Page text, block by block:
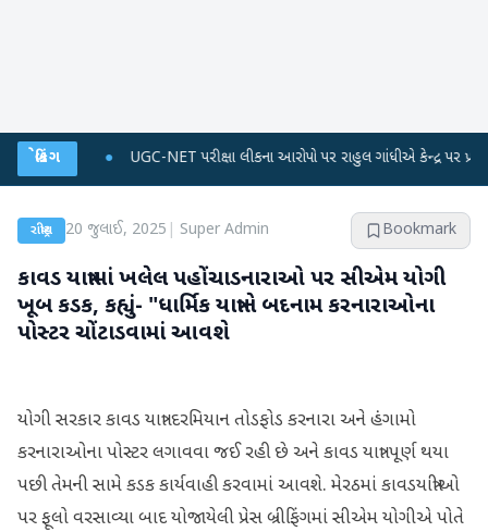
બ્રેકિંગ
● UGC-NET પરીક્ષા લીકના આરોપો પર રાહુલ ગાંધીએ કેન્દ્ર પર પ્રહાર કર્યા
રાષ્ટ્રીય 20 જુલાઈ, 2025 Super Admin Bookmark
કાવડ યાત્રામાં ખલેલ પહોંચાડનારાઓ પર સીએમ યોગી
ખૂબ કડક, કહ્યું- "ધાર્મિક યાત્રાને બદનામ કરનારાઓના
પોસ્ટર ચોંટાડવામાં આવશે
યોગી સરકાર કાવડ યાત્રા દરમિયાન તોડફોડ કરનારા અને હંગામો
કરનારાઓના પોસ્ટર લગાવવા જઈ રહી છે અને કાવડ યાત્રા પૂર્ણ થયા
પછી તેમની સામે કડક કાર્યવાહી કરવામાં આવશે. મેરઠમાં કાવડયાત્રીઓ
પર ફૂલો વરસાવ્યા બાદ યોજાયેલી પ્રેસ બ્રીફિંગમાં સીએમ યોગીએ પોતે